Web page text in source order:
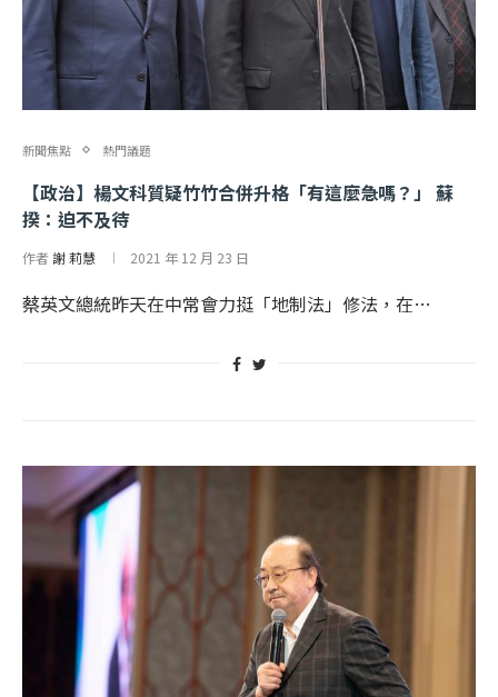
新聞焦點 熱門議題
【政治】楊文科質疑竹竹合併升格「有這麼急嗎？」 蘇
揆：迫不及待
作者謝 莉慧 2021 年 12 月 23 日
蔡英文總統昨天在中常會力挺「地制法」修法，在…